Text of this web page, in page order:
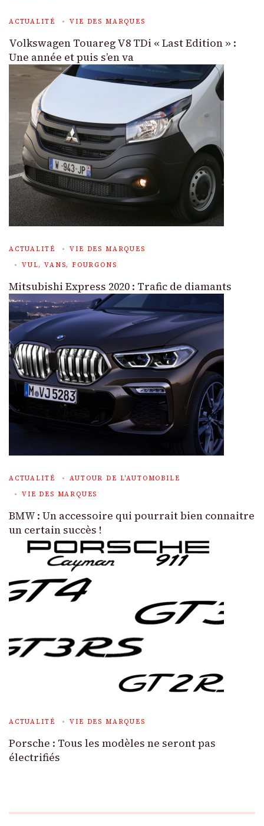
ACTUALITÉ VIE DES MARQUES
Volkswagen Touareg V8 TDi « Last Edition » :
Une année et puis s’en va
ACTUALITÉ
VIE DES MARQUES
VUL, VANS, FOURGONS
Mitsubishi Express 2020 : Trafic de diamants
ACTUALITÉ
AUTOUR DE L'AUTOMOBILE
VIE DES MARQUES
BMW : Un accessoire qui pourrait bien connaitre
un certain succès !
ACTUALITÉ VIE DES MARQUES
Porsche : Tous les modèles ne seront pas
électrifiés